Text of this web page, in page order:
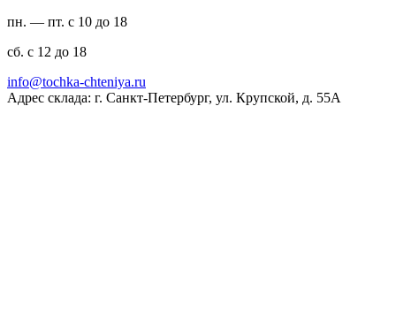
пн. — пт. с 10 до 18
сб. с 12 до 18
ur.ayinethc-akhcot@ofni
Адрес склада: г. Санкт-Петербург, ул. Крупской, д. 55А